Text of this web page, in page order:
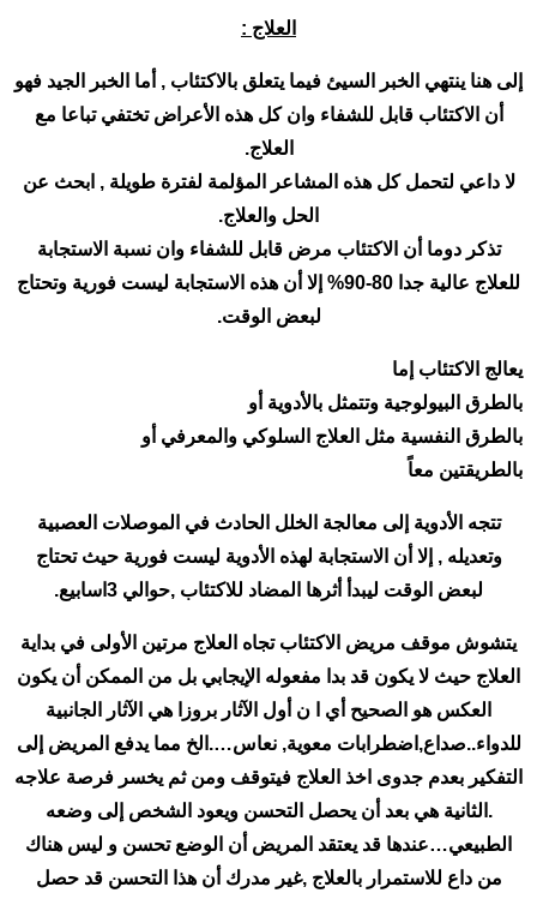
العلاج :
إلى هنا ينتهي الخبر السيئ فيما يتعلق بالاكتئاب , أما الخبر الجيد فهو
أن الاكتئاب قابل للشفاء وان كل هذه الأعراض تختفي تباعا مع
العلاج.
لا داعي لتحمل كل هذه المشاعر المؤلمة لفترة طويلة , ابحث عن
الحل والعلاج.
تذكر دوما أن الاكتئاب مرض قابل للشفاء وان نسبة الاستجابة
للعلاج عالية جدا 80-90% إلا أن هذه الاستجابة ليست فورية وتحتاج
لبعض الوقت.
يعالج الاكتئاب إما
بالطرق البيولوجية وتتمثل بالأدوية أو
بالطرق النفسية مثل العلاج السلوكي والمعرفي أو
بالطريقتين معاً
تتجه الأدوية إلى معالجة الخلل الحادث في الموصلات العصبية
وتعديله , إلا أن الاستجابة لهذه الأدوية ليست فورية حيث تحتاج
لبعض الوقت ليبدأ أثرها المضاد للاكتئاب ,حوالي 3اسابيع.
يتشوش موقف مريض الاكتئاب تجاه العلاج مرتين الأولى في بداية
العلاج حيث لا يكون قد بدا مفعوله الإيجابي بل من الممكن أن يكون
العكس هو الصحيح أي ا ن أول الآثار بروزا هي الآثار الجانبية
للدواء..صداع,اضطرابات معوية, نعاس….الخ مما يدفع المريض إلى
التفكير بعدم جدوى اخذ العلاج فيتوقف ومن ثم يخسر فرصة علاجه
.الثانية هي بعد أن يحصل التحسن ويعود الشخص إلى وضعه
الطبيعي…عندها قد يعتقد المريض أن الوضع تحسن و ليس هناك
من داع للاستمرار بالعلاج ,غير مدرك أن هذا التحسن قد حصل